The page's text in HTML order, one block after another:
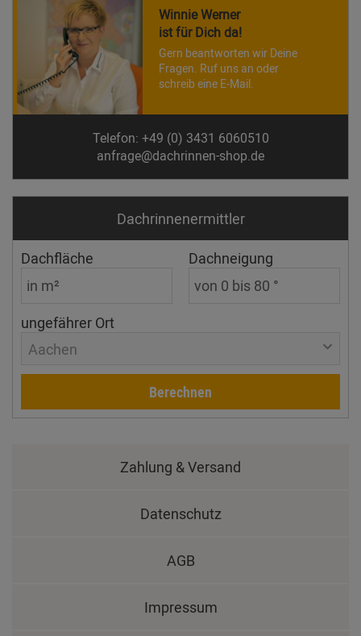
Winnie Werner
ist für Dich da!
Gern beantworten wir Deine
Fragen. Ruf uns an oder
schreib eine E-Mail.
Telefon: +49 (0) 3431 6060510
anfrage@dachrinnen-shop.de
Dachrinnen­ermittler
Dachfläche Dachneigung
ungefährer Ort
Aachen
Berechnen
Zahlung & Versand
Datenschutz
AGB
Impressum